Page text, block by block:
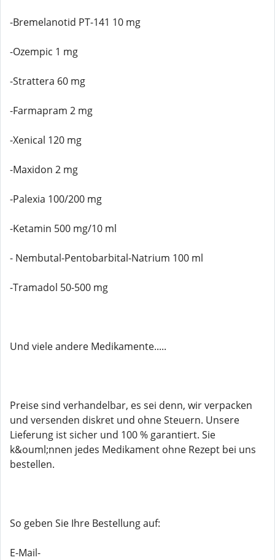
-Bremelanotid PT-141 10 mg
-Ozempic 1 mg
-Strattera 60 mg
-Farmapram 2 mg
-Xenical 120 mg
-Maxidon 2 mg
-Palexia 100/200 mg
-Ketamin 500 mg/10 ml
- Nembutal-Pentobarbital-Natrium 100 ml
-Tramadol 50-500 mg
Und viele andere Medikamente.....
Preise sind verhandelbar, es sei denn, wir verpacken
und versenden diskret und ohne Steuern. Unsere
Lieferung ist sicher und 100 % garantiert. Sie
k&ouml;nnen jedes Medikament ohne Rezept bei uns
bestellen.
So geben Sie Ihre Bestellung auf:
E-Mail-